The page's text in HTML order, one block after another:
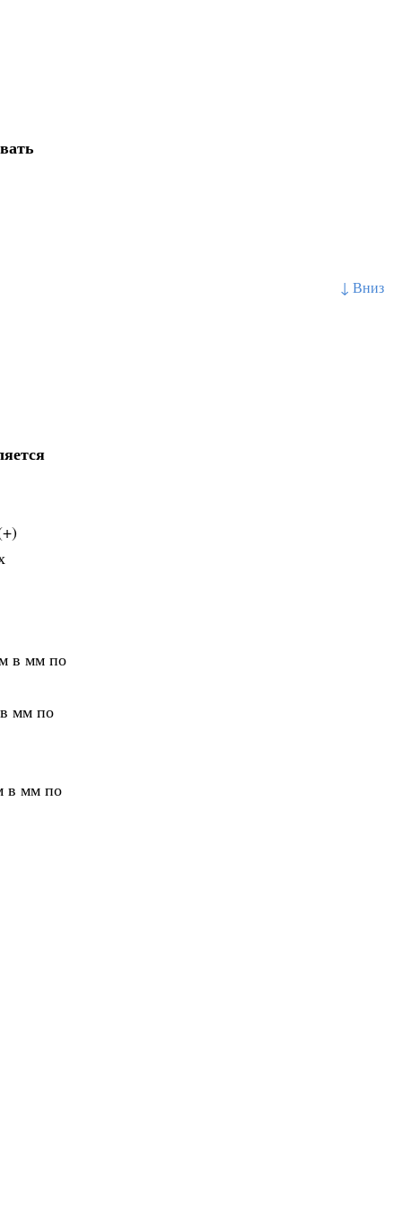
↓ Вниз
в мм по
мм по
в мм по